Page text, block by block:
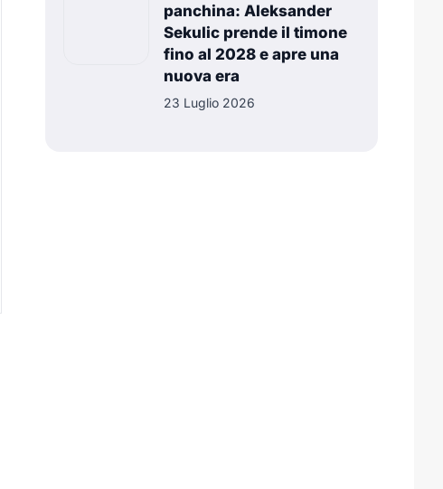
panchina: Aleksander
Sekulic prende il timone
fino al 2028 e apre una
nuova era
23 Luglio 2026